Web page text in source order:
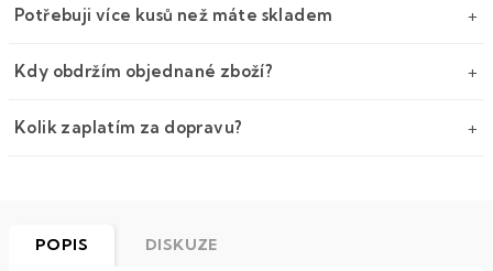
Potřebuji více kusů než máte skladem
Kdy obdržím objednané zboží?
Kolik zaplatím za dopravu?
POPIS DISKUZE